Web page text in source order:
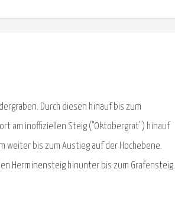
Durch diesen hinauf bis zum
am inoffiziellen Steig ("Oktobergrat") hinauf
weiter bis zum Austieg auf der Hochebene.
Herminensteig hinunter bis zum Grafensteig.